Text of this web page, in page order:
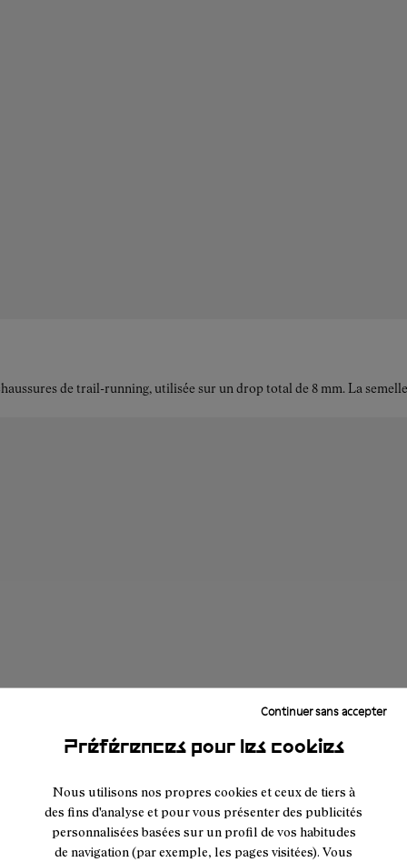
Préférences pour les cookies
Nous utilisons nos propres cookies et ceux de tiers à
des fins d'analyse et pour vous présenter des publicités
personnalisées basées sur un profil de vos habitudes
de navigation (par exemple, les pages visitées). Vous
Continuer sans accepter
de trail-running, utilisée sur un drop total de 8 mm. La